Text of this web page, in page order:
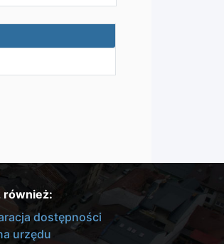
również:
dostępności
urzędu